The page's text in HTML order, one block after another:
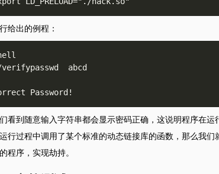
给出的例程：
abcd
看到随意输入字符串都会显示密码正确，这说明程序在
行过程中调用了某个标准的动态链接库的函数，那么我
程序，实现劫持。